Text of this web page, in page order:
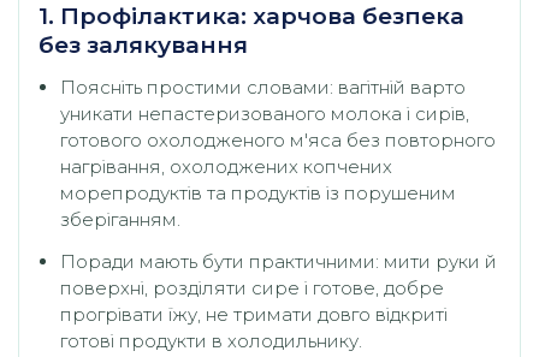
1. Профілактика: харчова безпека
без залякування
Поясніть простими словами: вагітній варто
уникати непастеризованого молока і сирів,
готового охолодженого м'яса без повторного
нагрівання, охолоджених копчених
морепродуктів та продуктів із порушеним
зберіганням.
Поради мають бути практичними: мити руки й
поверхні, розділяти сире і готове, добре
прогрівати їжу, не тримати довго відкриті
готові продукти в холодильнику.